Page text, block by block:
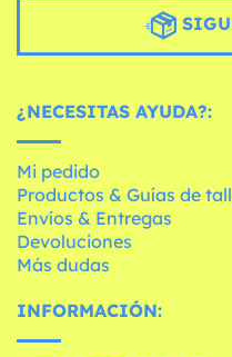
¿NECESITAS AYUDA?:
Mi pedido
Productos & Guías de
Envíos & Entregas
Devoluciones
Más dudas
INFORMACIÓN: